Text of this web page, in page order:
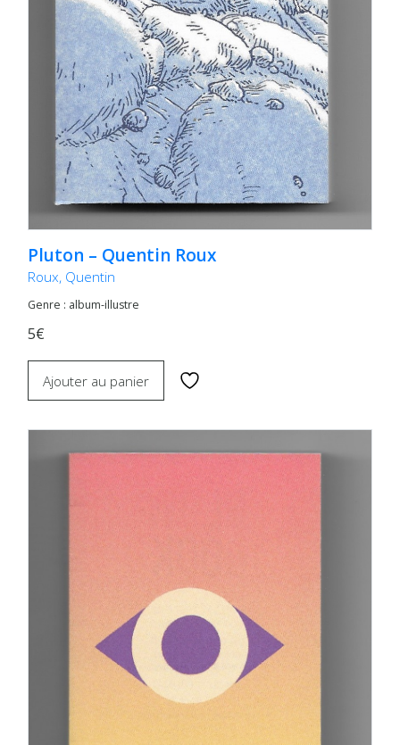
Pluton – Quentin Roux
Roux, Quentin
Genre : album-illustre
5€
Ajouter au panier